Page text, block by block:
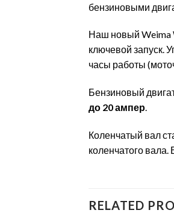
бензиновыми
Наш новый Weima
ключевой запуск.
часы работы
Бензиновый
до 20 ампер.
Коленчатый вал
коленчатого
RELATED